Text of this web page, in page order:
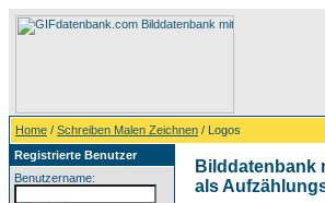
Home / Schreiben Malen Zeichnen / Logos
Registrierte Benutzer
Benutzername:
Bilddatenbank
als